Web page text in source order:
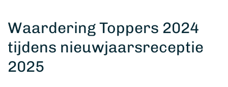
Waardering Toppers 2024
tijdens nieuwjaarsreceptie
2025